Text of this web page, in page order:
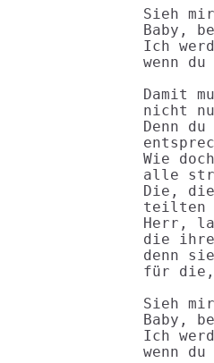
Sieh
Baby,
Ich
wenn
Damit
nicht
Denn
Wie
alle
Die,
teilten
Herr,
die
denn
für
Sieh
Baby,
Ich
wenn